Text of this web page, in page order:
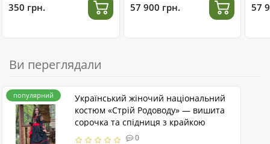
350 грн. 57 900 грн. 57
Ви переглядали
популярний
Український жіночий національний
костюм «Стрій Родоводу» — вишита
сорочка та спідниця з крайкою
0